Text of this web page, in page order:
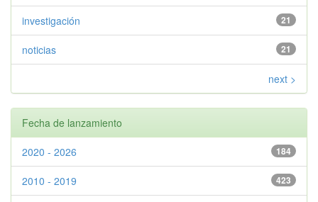
21
investigación
21
noticias
next >
Fecha de lanzamiento
184
2020 - 2026
423
2010 - 2019